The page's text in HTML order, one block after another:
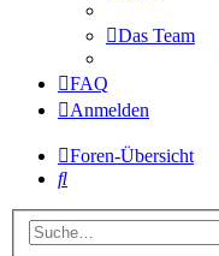
Das Team
FAQ
Anmelden
Foren-Übersicht
Suche